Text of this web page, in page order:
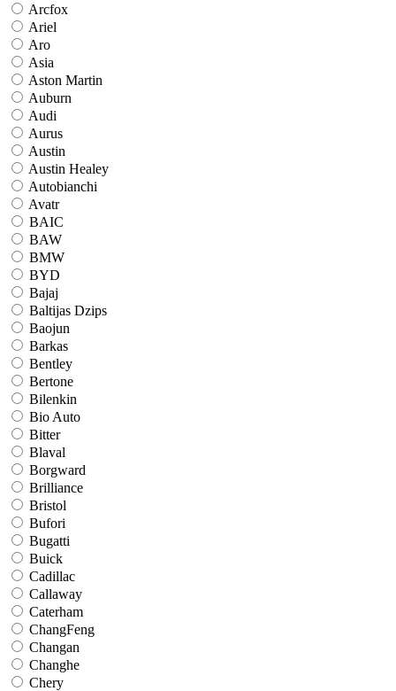
Arcfox
Ariel
Aro
Asia
Aston Martin
Auburn
Audi
Aurus
Austin
Austin Healey
Autobianchi
Avatr
BAIC
BAW
BMW
BYD
Bajaj
Baltijas Dzips
Baojun
Barkas
Bentley
Bertone
Bilenkin
Bio Auto
Bitter
Blaval
Borgward
Brilliance
Bristol
Bufori
Bugatti
Buick
Cadillac
Callaway
Caterham
ChangFeng
Changan
Changhe
Chery